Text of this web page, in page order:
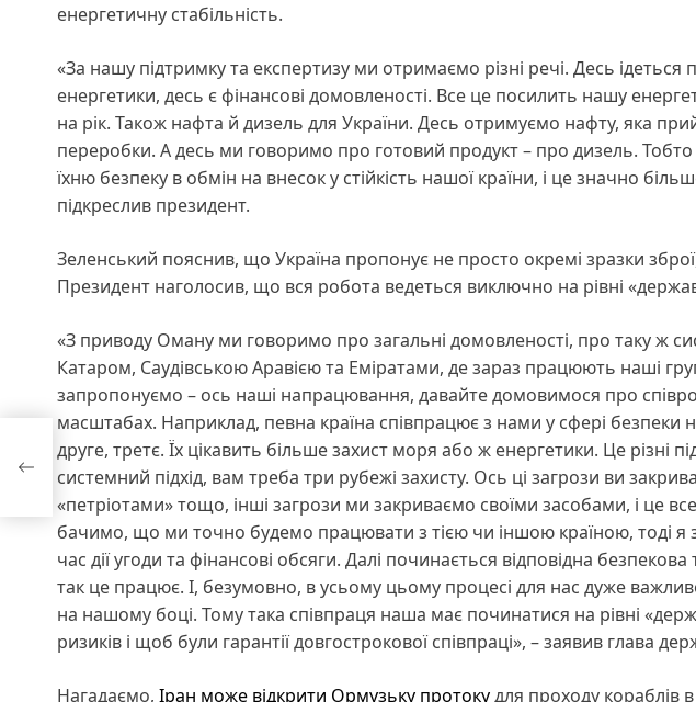
енергетичну стабільність.
«За нашу підтримку та експертизу ми отримаємо різні речі. Десь
енергетики, десь є фінансові домовленості. Все це посилить нашу
на рік. Також нафта й дизель для України. Десь отримуємо нафту, яка
переробки. А десь ми говоримо про готовий продукт – про дизель.
їхню безпеку в обмін на внесок у стійкість нашої країни, і це значно
підкреслив президент.
Зеленський пояснив, що Україна пропонує не просто окремі зразки
Президент наголосив, що вся робота ведеться виключно на рівні
«З приводу Оману ми говоримо про загальні домовленості, про таку ж
Катаром, Саудівською Аравією та Еміратами, де зараз працюють наші
запропонуємо – ось наші напрацювання, давайте домовимося про
масштабах. Наприклад, певна країна співпрацює з нами у сфері безпеки
друге, третє. Їх цікавить більше захист моря або ж енергетики. Це різні
системний підхід, вам треба три рубежі захисту. Ось ці загрози ви
«петріотами» тощо, інші загрози ми закриваємо своїми засобами, і це
бачимо, що ми точно будемо працювати з тією чи іншою країною, тоді я
час дії угоди та фінансові обсяги. Далі починається відповідна
так це працює. І, безумовно, в усьому цьому процесі для нас дуже
на нашому боці. Тому така співпраця наша має починатися на рівні
ризиків і щоб були гарантії довгострокової співпраці», – заявив глава
Нагадаємо, Іран може відкрити Ормузьку протокудля проходу